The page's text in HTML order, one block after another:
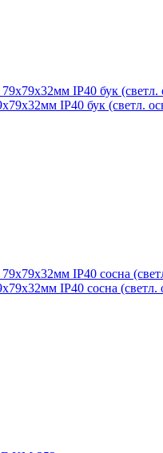
IP40 бук (светл.
IP40 сосна